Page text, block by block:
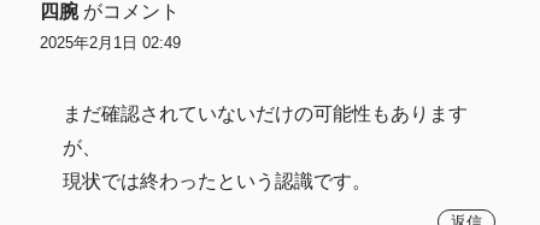
四腕 がコメント
2025年2月1日 02:49
まだ確認されていないだけの可能性もあります
が、
現状では終わったという認識です。